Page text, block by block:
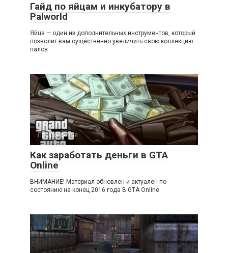
Гайд по яйцам и инкубатору в
Palworld
Яйца — один из дополнительных инструментов, который
позволит вам существенно увеличить свою коллекцию
палов
Прохождения
Как заработать деньги в GTA
Online
ВНИМАНИЕ! Материал обновлен и актуален по
состоянию на конец 2016 года В GTA Online